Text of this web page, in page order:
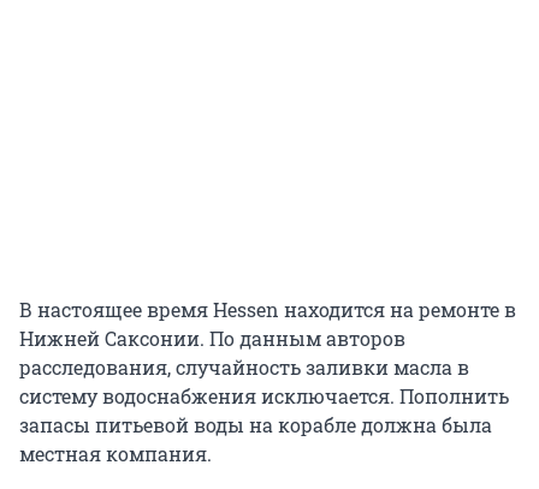
В настоящее время Hessen находится на ремонте в
Нижней Саксонии. По данным авторов
расследования, случайность заливки масла в
систему водоснабжения исключается. Пополнить
запасы питьевой воды на корабле должна была
местная компания.